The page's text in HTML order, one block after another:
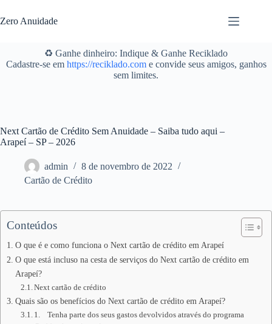
para
o
Zero Anuidade
♻️ Ganhe dinheiro: Indique & Ganhe Reciklado
Cadastre-se em https://reciklado.come convide seus amigos, ganhos
sem limites.
Next Cartão de Crédito Sem Anuidade – Saiba tudo aqui –
Arapeí – SP – 2026
admin
8 de novembro de 2022
Cartão de Crédito
Conteúdos
O que é e como funciona o Next cartão de crédito em Arapeí
O que está incluso na cesta de serviços do Next cartão de crédito em
Arapeí?
Next cartão de crédito
Quais são os benefícios do Next cartão de crédito em Arapeí?
1. Tenha parte dos seus gastos devolvidos através do programa